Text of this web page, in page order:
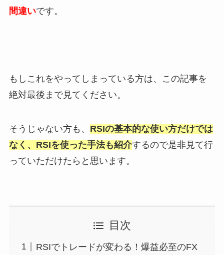
間違いです。
もしこれをやってしまっている方は、この記事を
絶対最後まで見てください。
そうじゃない方も、 RSIの基本的な使い方だけでは
なく、RSIを使った手法も紹介するので是非見て行
っていただけたらと思います。
目次
RSIでトレードが変わる！爆益必至のFX